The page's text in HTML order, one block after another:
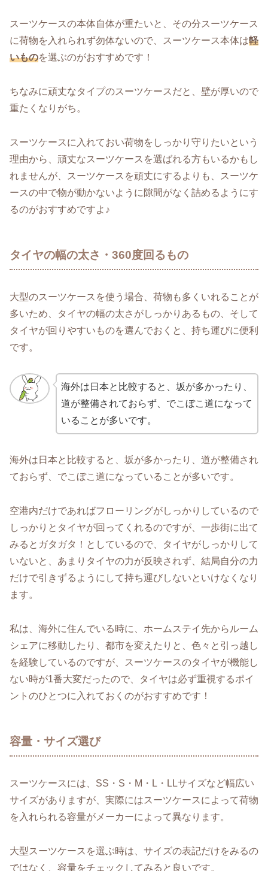
スーツケースの本体自体が重たいと、その分スーツケース
に荷物を入れられず勿体ないので、スーツケース本体は軽
いものを選ぶのがおすすめです！
ちなみに頑丈なタイプのスーツケースだと、壁が厚いので
重たくなりがち。
スーツケースに入れておい荷物をしっかり守りたいという
理由から、頑丈なスーツケースを選ばれる方もいるかもし
れませんが、スーツケースを頑丈にするよりも、スーツケ
ースの中で物が動かないように隙間がなく詰めるようにす
るのがおすすめですよ♪
タイヤの幅の太さ・360度回るもの
大型のスーツケースを使う場合、荷物も多くいれることが
多いため、タイヤの幅の太さがしっかりあるもの、そして
タイヤが回りやすいものを選んでおくと、持ち運びに便利
です。
海外は日本と比較すると、坂が多かったり、
道が整備されておらず、でこぼこ道になって
いることが多いです。
海外は日本と比較すると、坂が多かったり、道が整備され
ておらず、でこぼこ道になっていることが多いです。
空港内だけであればフローリングがしっかりしているので
しっかりとタイヤが回ってくれるのですが、一歩街に出て
みるとガタガタ！としているので、タイヤがしっかりして
いないと、あまりタイヤの力が反映されず、結局自分の力
だけで引きずるようにして持ち運びしないといけなくなり
ます。
私は、海外に住んでいる時に、ホームステイ先からルーム
シェアに移動したり、都市を変えたりと、色々と引っ越し
を経験しているのですが、スーツケースのタイヤが機能し
ない時が1番大変だったので、タイヤは必ず重視するポイ
ントのひとつに入れておくのがおすすめです！
容量・サイズ選び
スーツケースには、SS・S・M・L・LLサイズなど幅広い
サイズがありますが、実際にはスーツケースによって荷物
を入れられる容量がメーカーによって異なります。
大型スーツケースを選ぶ時は、サイズの表記だけをみるの
ではなく、容量をチェックしてみると良いです。